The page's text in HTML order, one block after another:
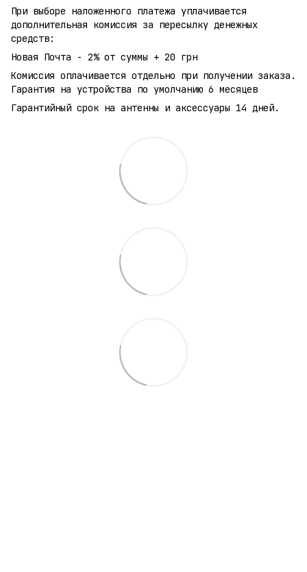
При выборе наложенного платежа уплачивается
дополнительная комиссия за пересылку денежных
средств:
Новая Почта - 2% от суммы + 20 грн
Комиссия оплачивается отдельно при получении заказа.
Гарантия на устройства по умолчанию 6 месяцев
Гарантийный срок на антенны и аксессуары 14 дней.